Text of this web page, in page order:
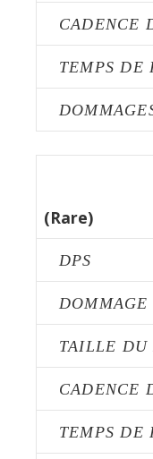
CADENCE
TEMPS DE
(Rare)
DPS
DOMMAGE
TAILLE DU
CADENCE
TEMPS DE